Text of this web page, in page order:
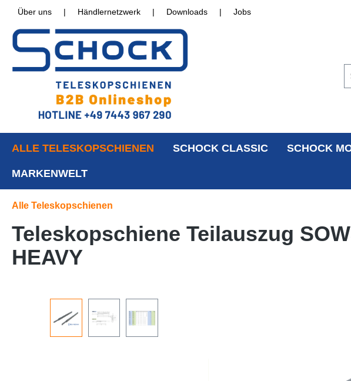
Über uns | Händlernetzwerk | Downloads | Jobs
ALLE TELESKOPSCHIENEN SCHOCK CLASSIC SCHOCK
MARKENWELT
Alle Teleskopschienen
Teleskopschiene Teilauszug
HEAVY